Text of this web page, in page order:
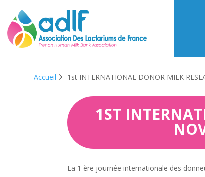
Accueil 1st INTERNATIONAL DONOR MILK
1ST
La 1 ère journée internationale des